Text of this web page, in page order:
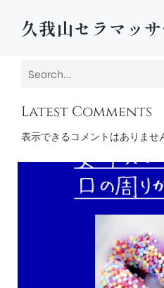
久我山セラマッ
Latest Comments
表示できるコメントはありませ